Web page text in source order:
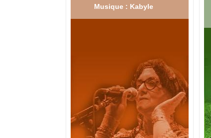
Musique : Kabyle